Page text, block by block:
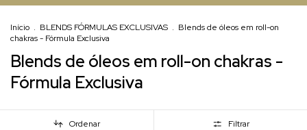
Início . BLENDS FÓRMULAS EXCLUSIVAS . Blends de óleos em roll-on
chakras - Fórmula Exclusiva
Blends de óleos em roll-on chakras -
Fórmula Exclusiva
Ordenar Filtrar